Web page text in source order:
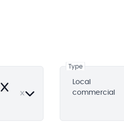
Remove
Type
Local
commercial